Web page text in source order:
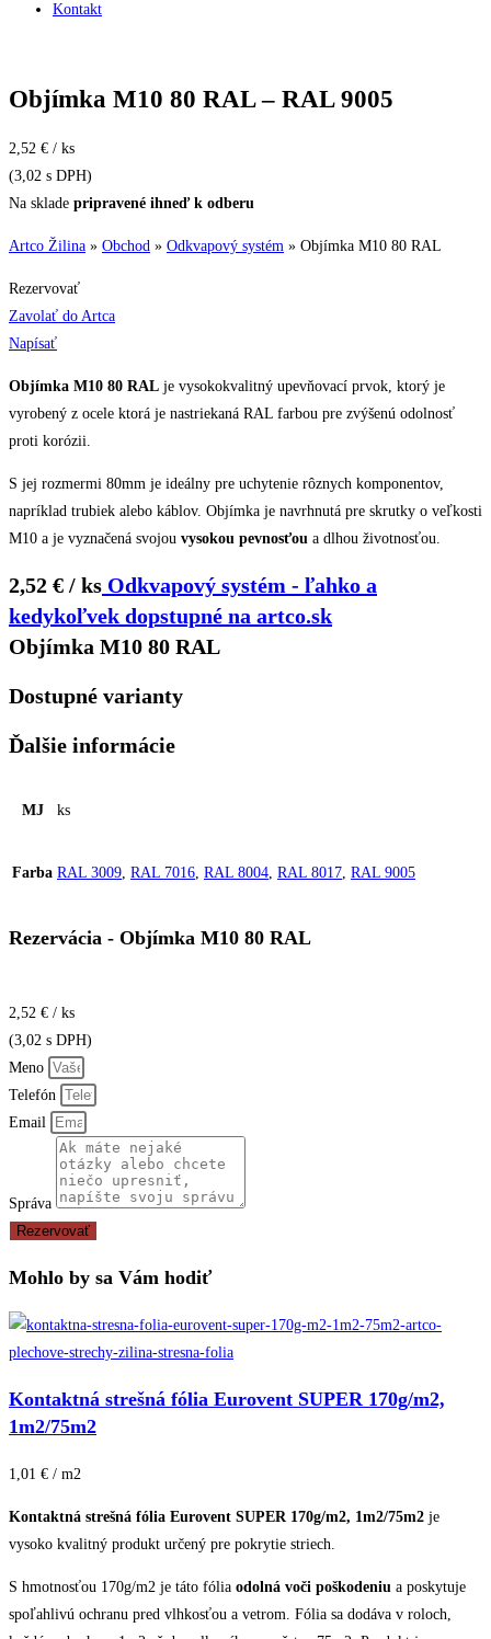
Kontakt
Objímka M10 80 RAL – RAL 9005
2,52 € / ks
(3,02 s DPH)
Na sklade pripravené ihneď k odberu
Artco Žilina » Obchod » Odkvapový systém » Objímka M10 80 RAL
Rezervovať
Zavolať do Artca
Napísať
Objímka M10 80 RAL je vysokokvalitný upevňovací prvok, ktorý je
vyrobený z ocele ktorá je nastriekaná RAL farbou pre zvýšenú odolnosť
proti korózii.
S jej rozmermi 80mm je ideálny pre uchytenie rôznych komponentov,
napríklad trubiek alebo káblov. Objímka je navrhnutá pre skrutky o veľkosti
M10 a je vyznačená svojou vysokou pevnosťou a dlhou životnosťou.
2,52 € / ks Odkvapový systém - ľahko a
kedykoľvek dopstupné na artco.sk
Objímka M10 80 RAL
Dostupné varianty
Ďalšie informácie
MJ ks
Farba RAL 3009, RAL 7016, RAL 8004, RAL 8017, RAL 9005
Rezervácia - Objímka M10 80 RAL
2,52 € / ks
(3,02 s DPH)
Meno
Telefón
Email
Správa
Rezervovať
Mohlo by sa Vám hodiť
Kontaktná strešná fólia Eurovent SUPER 170g/m2,
1m2/75m2
1,01 € / m2
Kontaktná strešná fólia Eurovent SUPER 170g/m2, 1m2/75m2 je
vysoko kvalitný produkt určený pre pokrytie striech.
S hmotnosťou 170g/m2 je táto fólia odolná voči poškodeniu a poskytuje
spoľahlivú ochranu pred vlhkosťou a vetrom. Fólia sa dodáva v roloch,